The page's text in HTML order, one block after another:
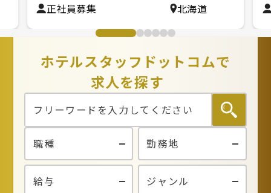
正社員募集
北海道
ホテルスタッフドットコムで
求人を探す